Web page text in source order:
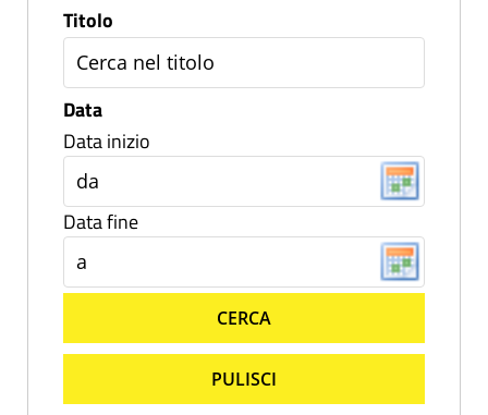
Titolo
Data
Data inizio
Data fine
CERCA
PULISCI